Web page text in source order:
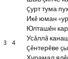
3 4
Çурт тума
Икĕ юман
Юлташĕн
Усăллă
Çĕнтерĕве